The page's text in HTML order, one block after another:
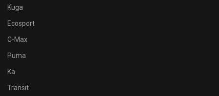
Kuga
Ecosport
C-Max
Puma
Ka
Transit